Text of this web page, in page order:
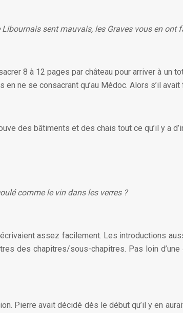
sent mauvais, les Graves vous en ont
8 à 12 pages par château pour arriver à un
ne se consacrant qu’au Médoc. Alors s’il
des bâtiments et des chais tout ce qu’il y a
comme le vin dans les verres ?
assez facilement. Les introductions
des chapitres/sous-chapitres. Pas loin
Pierre avait décidé dès le début qu’il y en